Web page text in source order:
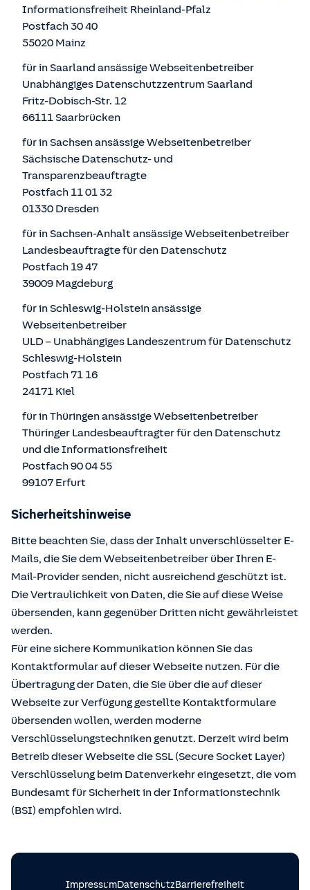
Informationsfreiheit Rheinland-Pfalz
Postfach 30 40
55020 Mainz
für in Saarland ansässige Webseitenbetreiber
Unabhängiges Datenschutzzentrum Saarland
Fritz-Dobisch-Str. 12
66111 Saarbrücken
für in Sachsen ansässige Webseitenbetreiber
Sächsische Datenschutz- und
Transparenzbeauftragte
Postfach 11 01 32
01330 Dresden
für in Sachsen-Anhalt ansässige Webseitenbetreiber
Landesbeauftragte für den Datenschutz
Postfach 19 47
39009 Magdeburg
für in Schleswig-Holstein ansässige
Webseitenbetreiber
ULD – Unabhängiges Landeszentrum für Datenschutz
Schleswig-Holstein
Postfach 71 16
24171 Kiel
für in Thüringen ansässige Webseitenbetreiber
Thüringer Landesbeauftragter für den Datenschutz
und die Informationsfreiheit
Postfach 90 04 55
99107 Erfurt
Sicherheitshinweise
Bitte beachten Sie, dass der Inhalt unverschlüsselter E-
Mails, die Sie dem Webseitenbetreiber über Ihren E-
Mail-Provider senden, nicht ausreichend geschützt ist.
Die Vertraulichkeit von Daten, die Sie auf diese Weise
übersenden, kann gegenüber Dritten nicht gewährleistet
werden.
Für eine sichere Kommunikation können Sie das
Kontaktformular auf dieser Webseite nutzen. Für die
Übertragung der Daten, die Sie über die auf dieser
Webseite zur Verfügung gestellte Kontaktformulare
übersenden wollen, werden moderne
Verschlüsselungstechniken genutzt. Derzeit wird beim
Betreib dieser Webseite die SSL (Secure Socket Layer)
Verschlüsselung beim Datenverkehr eingesetzt, die vom
Bundesamt für Sicherheit in der Informationstechnik
(BSI) empfohlen wird.
ImpressumDatenschutzBarrierefreiheit